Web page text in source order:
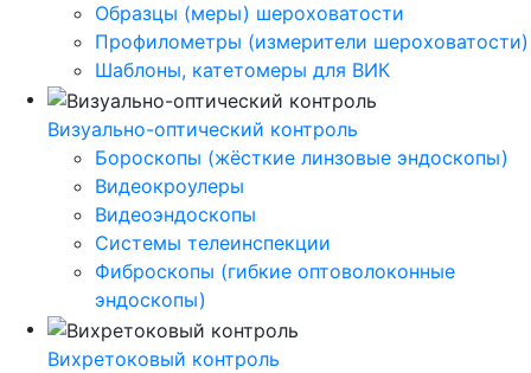
Образцы (меры) шероховатости
Профилометры (измерители шероховатости)
Шаблоны, катетомеры для ВИК
Визуально-оптический контроль
Бороскопы (жёсткие линзовые эндоскопы)
Видеокроулеры
Видеоэндоскопы
Системы телеинспекции
Фиброскопы (гибкие оптоволоконные
эндоскопы)
Вихретоковый контроль